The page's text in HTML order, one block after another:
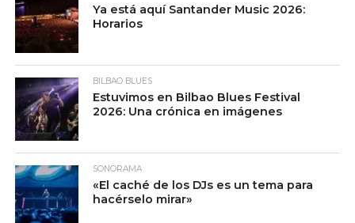
Ya está aquí Santander Music 2026:
Horarios
BILBAO BLUES
Estuvimos en Bilbao Blues Festival
2026: Una crónica en imágenes
SONORAMA
«El caché de los DJs es un tema para
hacérselo mirar»